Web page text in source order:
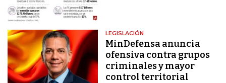
LEGISLACIÓN
MinDefensa anuncia
ofensiva contra grupos
criminales y mayor
control territorial